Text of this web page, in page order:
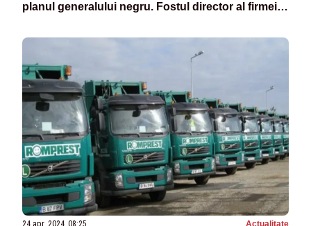
planul generalului negru. Fostul director al firmei
24 apr. 2024, 08:25 Actualitate